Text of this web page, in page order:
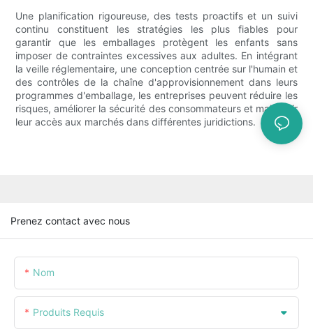
Une planification rigoureuse, des tests proactifs et un suivi
continu constituent les stratégies les plus fiables pour
garantir que les emballages protègent les enfants sans
imposer de contraintes excessives aux adultes. En intégrant
la veille réglementaire, une conception centrée sur l'humain et
des contrôles de la chaîne d'approvisionnement dans leurs
programmes d'emballage, les entreprises peuvent réduire les
risques, améliorer la sécurité des consommateurs et maintenir
leur accès aux marchés dans différentes juridictions.
Prenez contact avec nous
Nom
Produits Requis